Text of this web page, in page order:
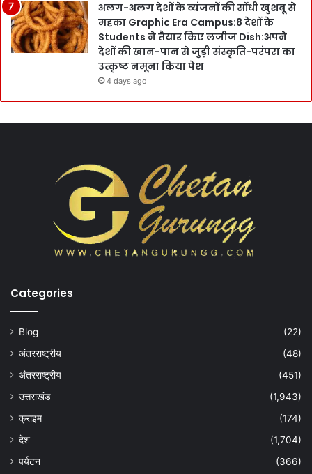
अलग-अलग देशों के व्यंजनों की सोंधी खुशबू से
महका Graphic Era Campus:8 देशों के
Students ने तैयार किए लजीज Dish:अपने
देशों की खान-पान से जुड़ी संस्कृति-परंपरा का
उत्कृष्ट नमूना किया पेश
4 days ago
Categories
Blog
(22)
अंतरराष्ट्रीय
(48)
अंतरराष्ट्रीय
(451)
उत्तराखंड
(1,943)
क्राइम
(174)
देश
(1,704)
पर्यटन
(366)